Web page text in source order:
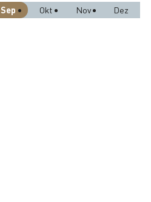
Sep Okt Nov Dez